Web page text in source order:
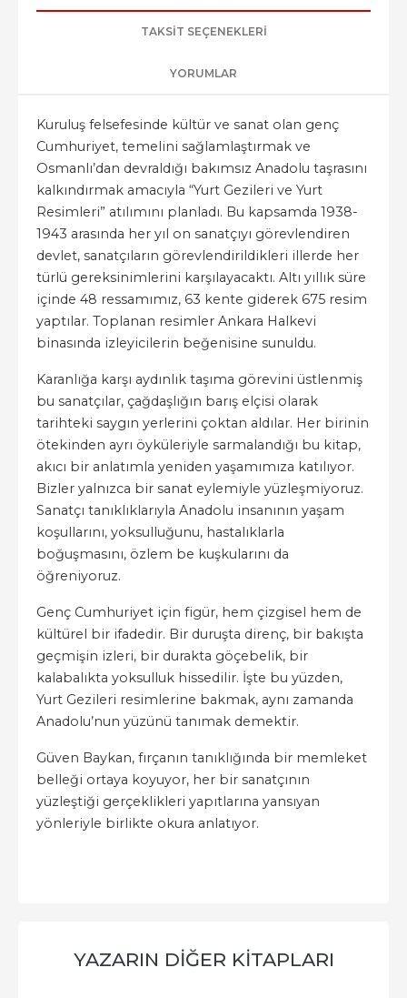
TAKSIT SEÇENEKLERI
YORUMLAR
Kuruluş felsefesinde kültür ve sanat olan genç
Cumhuriyet, temelini sağlamlaştırmak ve
Osmanlı’dan devraldığı bakımsız Anadolu taşrasını
kalkındırmak amacıyla “Yurt Gezileri ve Yurt
Resimleri” atılımını planladı. Bu kapsamda 1938-
1943 arasında her yıl on sanatçıyı görevlendiren
devlet, sanatçıların görevlendirildikleri illerde her
türlü gereksinimlerini karşılayacaktı. Altı yıllık süre
içinde 48 ressamımız, 63 kente giderek 675 resim
yaptılar. Toplanan resimler Ankara Halkevi
binasında izleyicilerin beğenisine sunuldu.
Karanlığa karşı aydınlık taşıma görevini üstlenmiş
bu sanatçılar, çağdaşlığın barış elçisi olarak
tarihteki saygın yerlerini çoktan aldılar. Her birinin
ötekinden ayrı öyküleriyle sarmalandığı bu kitap,
akıcı bir anlatımla yeniden yaşamımıza katılıyor.
Bizler yalnızca bir sanat eylemiyle yüzleşmiyoruz.
Sanatçı tanıklıklarıyla Anadolu insanının yaşam
koşullarını, yoksulluğunu, hastalıklarla
boğuşmasını, özlem be kuşkularını da
öğreniyoruz.
Genç Cumhuriyet için figür, hem çizgisel hem de
kültürel bir ifadedir. Bir duruşta direnç, bir bakışta
geçmişin izleri, bir durakta göçebelik, bir
kalabalıkta yoksulluk hissedilir. İşte bu yüzden,
Yurt Gezileri resimlerine bakmak, aynı zamanda
Anadolu’nun yüzünü tanımak demektir.
Güven Baykan, fırçanın tanıklığında bir memleket
belleği ortaya koyuyor, her bir sanatçının
yüzleştiği gerçeklikleri yapıtlarına yansıyan
yönleriyle birlikte okura anlatıyor.
YAZARIN DIĞER KITAPLARI